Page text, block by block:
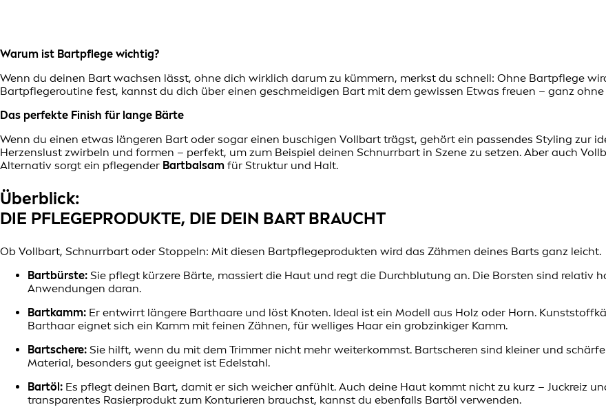
Warum ist Bartpflege wichtig?
Wenn du deinen Bart wachsen lässt, ohne dich wirklich darum zu kümmern, merkst du schnell: Ohne Bartpflege
Bartpflegeroutine fest, kannst du dich über einen geschmeidigen Bart mit dem gewissen Etwas freuen – ganz
Das perfekte Finish für lange Bärte
Wenn du einen etwas längeren Bart oder sogar einen buschigen Vollbart trägst, gehört ein passendes Styling zur
Herzenslust zwirbeln und formen – perfekt, um zum Beispiel deinen Schnurrbart in Szene zu setzen. Aber auch
Alternativ sorgt ein pflegender Bartbalsam für Struktur und Halt.
Überblick:
DIE PFLEGEPRODUKTE, DIE DEIN BART BRAUCHT
Ob Vollbart, Schnurrbart oder Stoppeln: Mit diesen Bartpflegeprodukten wird das Zähmen deines Barts ganz leicht.
Bartbürste: Sie pflegt kürzere Bärte, massiert die Haut und regt die Durchblutung an. Die Borsten sind relativ
Anwendungen daran.
Bartkamm: Er entwirrt längere Barthaare und löst Knoten. Ideal ist ein Modell aus Holz oder Horn.
Barthaar eignet sich ein Kamm mit feinen Zähnen, für welliges Haar ein grobzinkiger Kamm.
Bartschere: Sie hilft, wenn du mit dem Trimmer nicht mehr weiterkommst. Bartscheren sind kleiner und
Material, besonders gut geeignet ist Edelstahl.
Bartöl: Es pflegt deinen Bart, damit er sich weicher anfühlt. Auch deine Haut kommt nicht zu kurz – Juckreiz
transparentes Rasierprodukt zum Konturieren brauchst, kannst du ebenfalls Bartöl verwenden.